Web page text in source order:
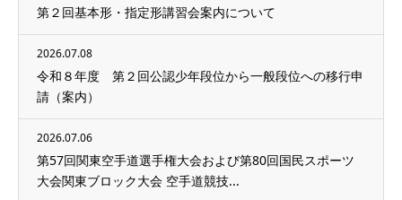
第２回基本形・指定形講習会案内について
2026.07.08
令和８年度 第２回公認少年段位から一般段位への移行申
請（案内）
2026.07.06
第57回関東空手道選手権大会および第80回国民スポーツ
大会関東ブロック大会 空手道競技...